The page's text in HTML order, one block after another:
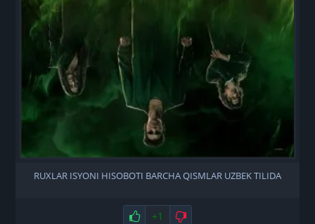
RUXLAR ISYONI HISOBOTI BARCHA QISMLAR UZBEK TILIDA
Нравится
+1 Не нравится